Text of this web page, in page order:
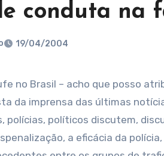
conduta na
19/04/2004
da imprensa das últimas
polícias, políticos discutem,
a eficácia da